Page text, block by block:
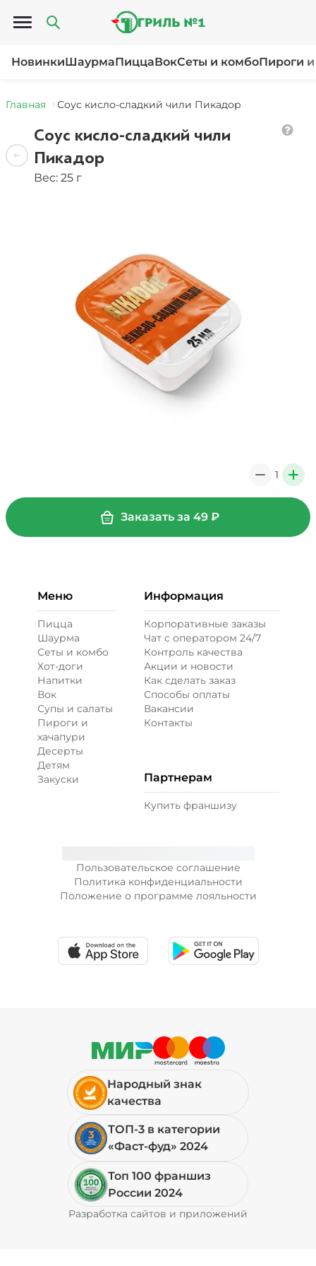
Открыть меню
НовинкиШаурмаПиццаВокСеты и комбоПироги
Главная Соус кисло-сладкий чили Пикадор
Соус кисло-сладкий чили
Пикадор
Вес: 25 г
1 +
Заказать за 49₽
Пользовательское соглашение
Политика конфиденциальности
Положение о программе лояльности
Меню
Пицца
Шаурма
Сеты и комбо
Хот-доги
Напитки
Вок
Супы и салаты
Пироги и
хачапури
Десерты
Детям
Закуски
Информация
Корпоративные заказы
Чат с оператором 24/7
Контроль качества
Акции и новости
Как сделать заказ
Способы оплаты
Вакансии
Контакты
Партнерам
Купить франшизу
Народный знак
качества
ТОП-3 в категории
«Фаст-фуд» 2024
Топ 100 франшиз
России 2024
Разработка сайтов и приложений
Pyrobyte